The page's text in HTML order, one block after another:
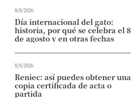
8/8/2026
Día internacional del gato:
historia, por qué se celebra el 8
de agosto y en otras fechas
8/8/2026
Reniec: así puedes obtener una
copia certificada de acta o
partida